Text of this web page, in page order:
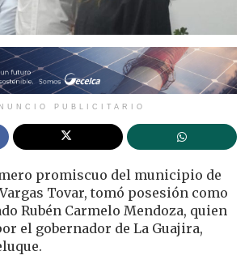
PUBLICITARIO
promiscuo del municipio de
Tovar, tomó posesión como
Rubén Carmelo Mendoza, quien
el gobernador de La Guajira,